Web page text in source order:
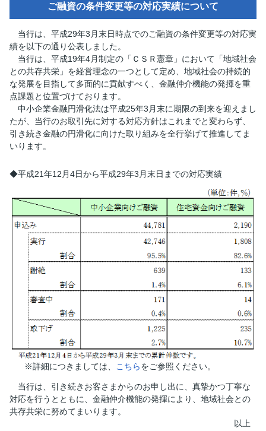
ご融資の条件変更等の対応実績について
当行は、平成29年3月末日時点でのご融資の条件変更等の対応実
績を以下の通り公表しました。
当行は、平成19年4月制定の「ＣＳＲ憲章」において「地域社会
との共存共栄」を経営理念の一つとして定め、地域社会の持続的
な発展を目指して多面的に貢献すべく、金融仲介機能の発揮を重
点課題と位置づけております。
中小企業金融円滑化法は平成25年3月末に期限の到来を迎えまし
たが、当行のお取引先に対する対応方針はこれまでと変わらず、
引き続き金融の円滑化に向けた取り組みを全行挙げて推進してま
いります。
◆平成21年12月4日から平成29年3月末日までの対応実績
※詳細につきましては、 こちらをご参照ください。
当行は、引き続きお客さまからのお申し出に、真摯かつ丁寧な
対応を行うとともに、金融仲介機能の発揮により、地域社会との
共存共栄に努めてまいります。
以上